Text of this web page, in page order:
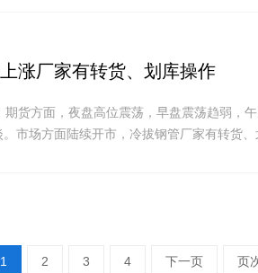
涨厂家有转货、划库操作
货方面，夜盘高位震荡，早盘震荡趋弱，午
市场方面陆续开市，冷拔钢管厂家有转货、
1 2 3 4 下一页 页